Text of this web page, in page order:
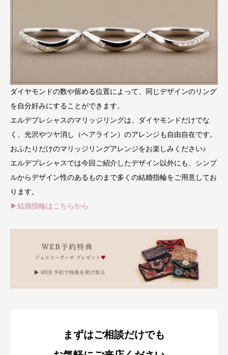
ダイヤモンドの数や留める位置によって、同じデザインのリング
を自分好みにすることができます。
エルデプレシャスのマリッジリングは、ダイヤモンドだけでな
く、光沢やツヤ消し（ヘアライン）のアレンジも自由自在です。
おふたりだけのマリッジリングアレンジをお楽しみください♪
エルデプレシャスでは今回ご紹介したデザイン以外にも、シンプ
ルからデザイン性のあるものまで多くの結婚指輪をご用意してお
ります。
▶結婚指輪はこちらから
まずはご相談だけでも